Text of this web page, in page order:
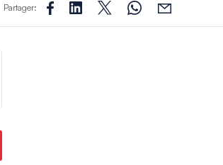
Partager: